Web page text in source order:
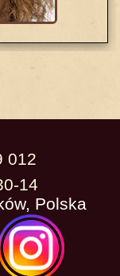
012
14
Polska